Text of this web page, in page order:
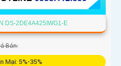
DS-2DE4A425IWG1-E
Bán:
Mại: 5%-35%